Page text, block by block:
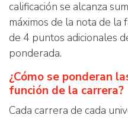
calificación se alcanza
máximos de la nota de la
de 4 puntos adicionales
ponderada.
¿Cómo se ponderan
función de la carrera?
Cada carrera de cada